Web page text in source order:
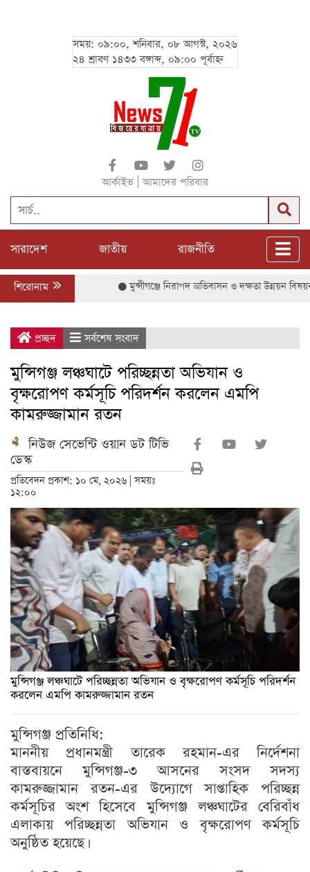
সময়: ০৯:০০, শনিবার, ০৮ আগস্ট, ২০২৬
২৪ শ্রাবণ ১৪৩৩ বঙ্গাব্দ, ০৯:০০ পূর্বাহ্ন
আর্কাইভ আমাদের পরিবার
সারাদেশ জাতীয় রাজনীতি
শিরোনাম মুন্সীগঞ্জে নিরাপদ অভিবাসন ও দক্ষতা উন্নয়ন বিষয়ক
প্রচ্ছদ সর্বশেষ সংবাদ
মুন্সিগঞ্জ লঞ্চঘাটে পরিচ্ছন্নতা অভিযান ও
বৃক্ষরোপণ কর্মসূচি পরিদর্শন করলেন এমপি
কামরুজ্জামান রতন
নিউজ সেভেন্টি ওয়ান ডট টিভি
ডেস্ক
প্রতিবেদন প্রকাশ: ১০ মে, ২০২৬ | সময়ঃ
১২:০০
মুন্সিগঞ্জ লঞ্চঘাটে পরিচ্ছন্নতা অভিযান ও বৃক্ষরোপণ কর্মসূচি পরিদর্শন
করলেন এমপি কামরুজ্জামান রতন
মুন্সিগঞ্জ প্রতিনিধি:
মাননীয় প্রধানমন্ত্রী তারেক রহমান-এর নির্দেশনা
বাস্তবায়নে মুন্সিগঞ্জ-৩ আসনের সংসদ সদস্য
কামরুজ্জামান রতন-এর উদ্যোগে সাপ্তাহিক পরিচ্ছন্ন
কর্মসূচির অংশ হিসেবে মুন্সিগঞ্জ লঞ্চঘাটের বেরিবাঁধ
এলাকায় পরিচ্ছন্নতা অভিযান ও বৃক্ষরোপণ কর্মসূচি
অনুষ্ঠিত হয়েছে।